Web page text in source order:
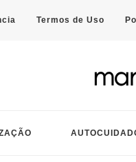
Termos de Uso